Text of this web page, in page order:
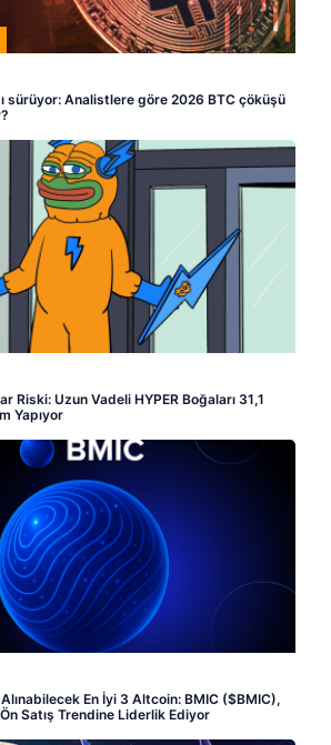
sürüyor: Analistlere göre 2026 BTC çöküşü
Riski: Uzun Vadeli HYPER Boğaları 31,1
Yapıyor
En İyi 3 Altcoin: BMIC ($BMIC),
Satış Trendine Liderlik Ediyor